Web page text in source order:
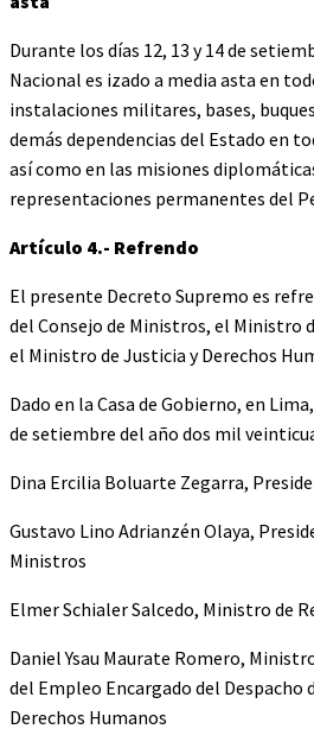
Durante los días 12, 13 y 14 de
Nacional es izado a media asta en
instalaciones militares, bases,
demás dependencias del Estado en
así como en las misiones
representaciones permanentes del
Artículo 4.- Refrendo
El presente Decreto Supremo es
del Consejo de Ministros, el Ministro
el Ministro de Justicia y Derechos
Dado en la Casa de Gobierno, en
de setiembre del año dos mil
Dina Ercilia Boluarte Zegarra,
Gustavo Lino Adrianzén Olaya,
Ministros
Elmer Schialer Salcedo, Ministro de
Daniel Ysau Maurate Romero,
del Empleo Encargado del Despacho
Derechos Humanos